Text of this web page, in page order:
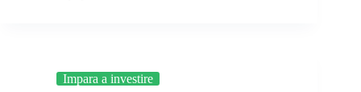
Impara a investire